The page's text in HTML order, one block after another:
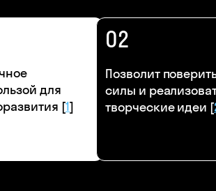
для
[1]
02
Позволит
силы и
творческие идеи [